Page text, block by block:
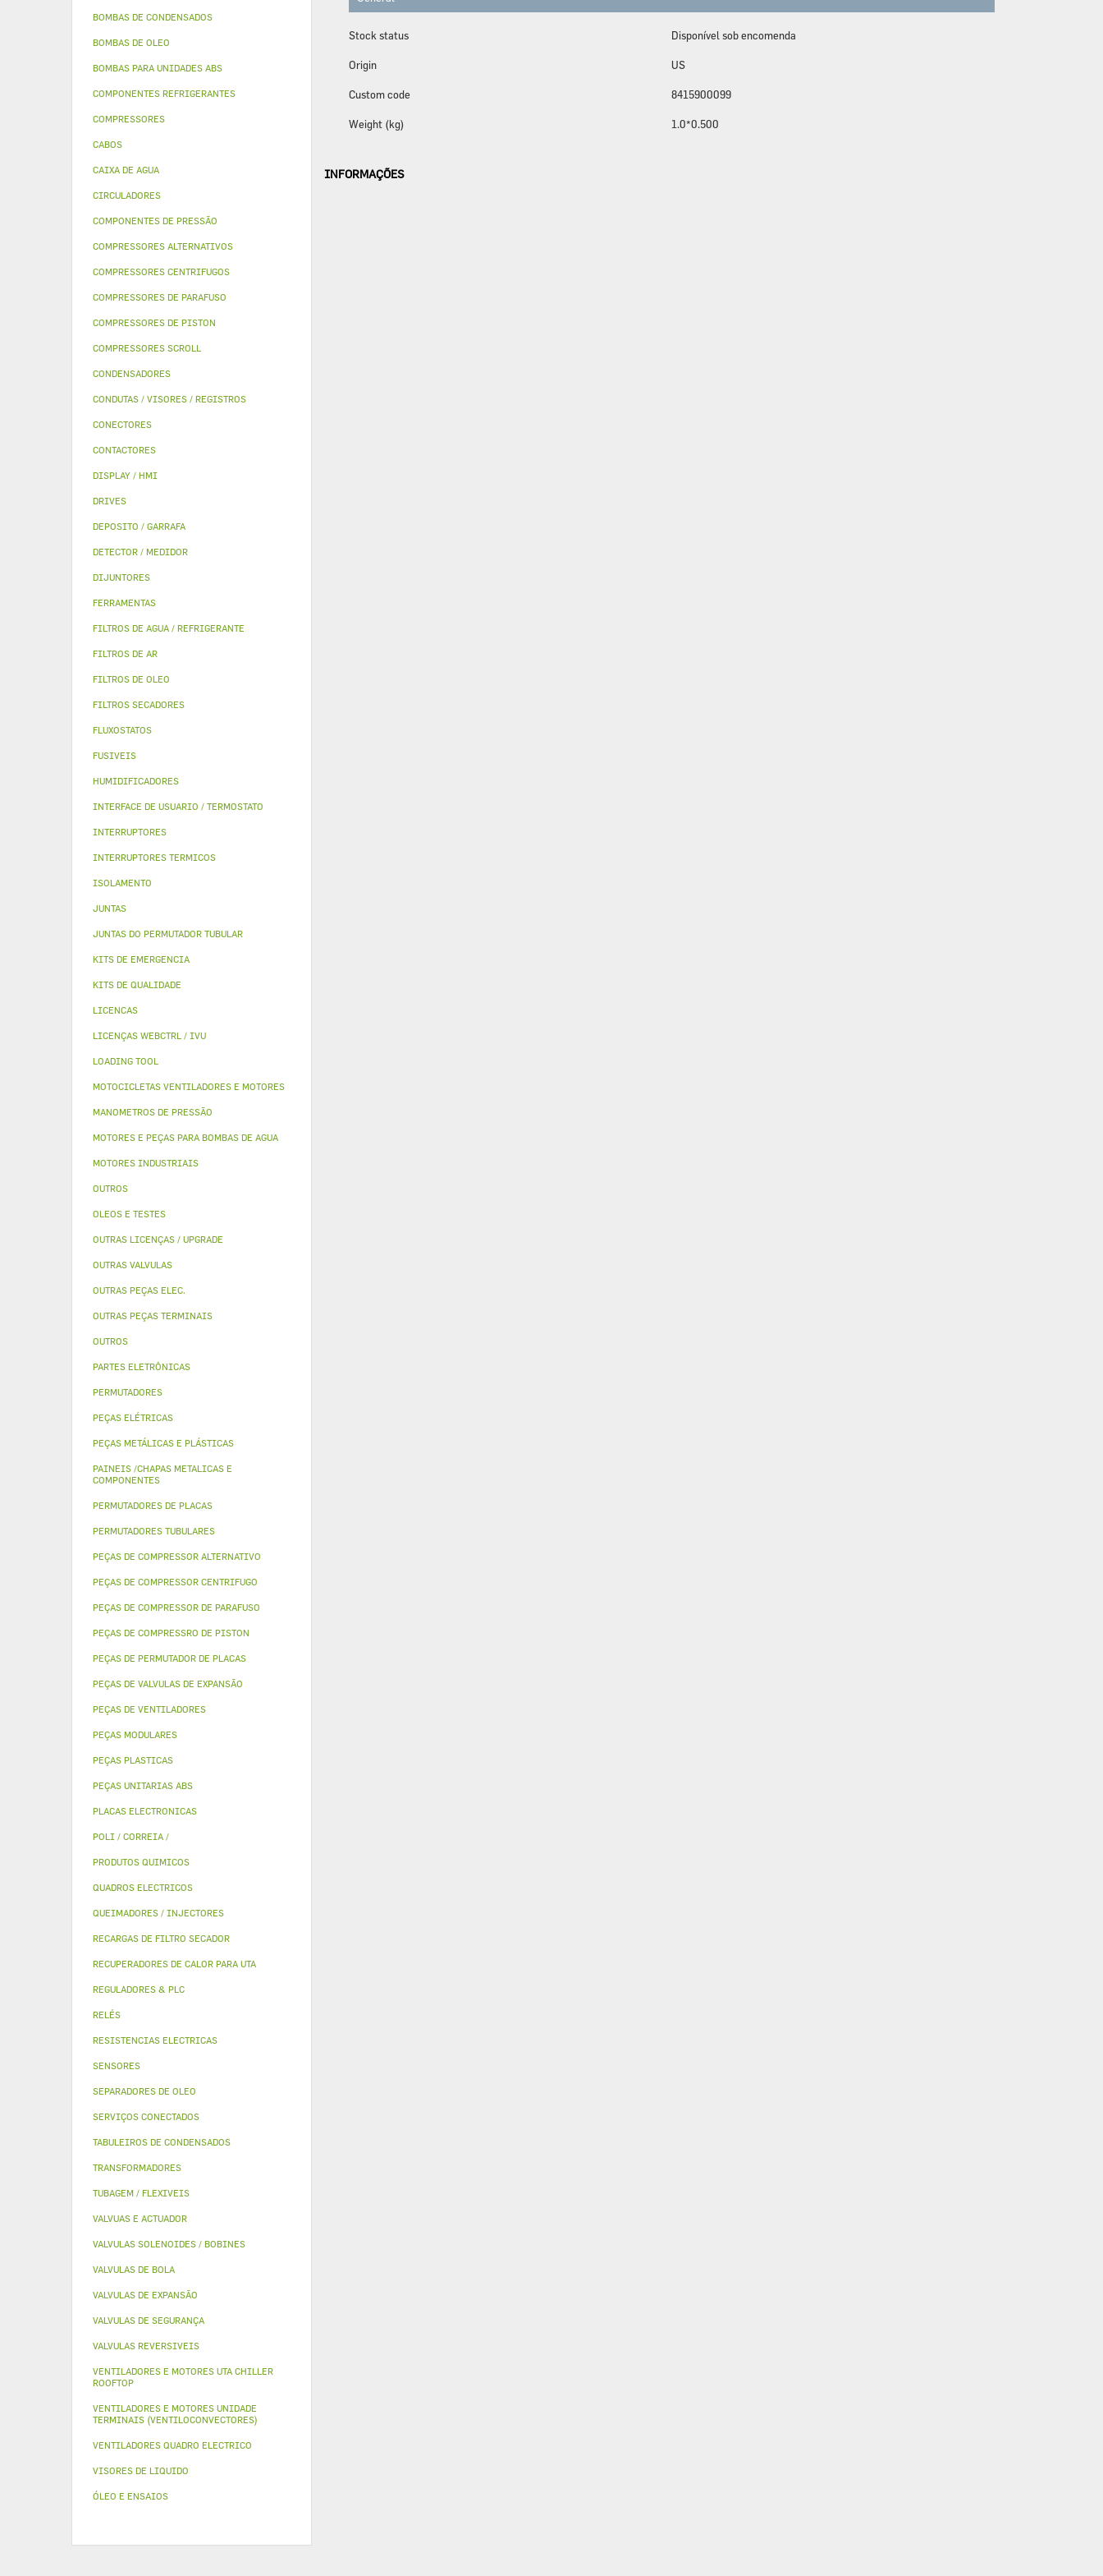
BOMBAS DE CONDENSADOS
BOMBAS DE OLEO
BOMBAS PARA UNIDADES ABS
COMPONENTES REFRIGERANTES
COMPRESSORES
CABOS
CAIXA DE AGUA
CIRCULADORES
COMPONENTES DE PRESSÃO
COMPRESSORES ALTERNATIVOS
COMPRESSORES CENTRIFUGOS
COMPRESSORES DE PARAFUSO
COMPRESSORES DE PISTON
COMPRESSORES SCROLL
CONDENSADORES
CONDUTAS / VISORES / REGISTROS
CONECTORES
CONTACTORES
DISPLAY / HMI
DRIVES
DEPOSITO / GARRAFA
DETECTOR / MEDIDOR
DIJUNTORES
FERRAMENTAS
FILTROS DE AGUA / REFRIGERANTE
FILTROS DE AR
FILTROS DE OLEO
FILTROS SECADORES
FLUXOSTATOS
FUSIVEIS
HUMIDIFICADORES
INTERFACE DE USUARIO / TERMOSTATO
INTERRUPTORES
INTERRUPTORES TERMICOS
ISOLAMENTO
JUNTAS
JUNTAS DO PERMUTADOR TUBULAR
KITS DE EMERGENCIA
KITS DE QUALIDADE
LICENCAS
LICENÇAS WEBCTRL / IVU
LOADING TOOL
MOTOCICLETAS VENTILADORES E MOTORES
MANOMETROS DE PRESSÃO
MOTORES E PEÇAS PARA BOMBAS DE AGUA
MOTORES INDUSTRIAIS
OUTROS
OLEOS E TESTES
OUTRAS LICENÇAS / UPGRADE
OUTRAS VALVULAS
OUTRAS PEÇAS ELEC.
OUTRAS PEÇAS TERMINAIS
OUTROS
PARTES ELETRÔNICAS
PERMUTADORES
PEÇAS ELÉTRICAS
PEÇAS METÁLICAS E PLÁSTICAS
PAINEIS /CHAPAS METALICAS E
COMPONENTES
PERMUTADORES DE PLACAS
PERMUTADORES TUBULARES
PEÇAS DE COMPRESSOR ALTERNATIVO
PEÇAS DE COMPRESSOR CENTRIFUGO
PEÇAS DE COMPRESSOR DE PARAFUSO
PEÇAS DE COMPRESSRO DE PISTON
PEÇAS DE PERMUTADOR DE PLACAS
PEÇAS DE VALVULAS DE EXPANSÃO
PEÇAS DE VENTILADORES
PEÇAS MODULARES
PEÇAS PLASTICAS
PEÇAS UNITARIAS ABS
PLACAS ELECTRONICAS
POLI / CORREIA /
PRODUTOS QUIMICOS
QUADROS ELECTRICOS
QUEIMADORES / INJECTORES
RECARGAS DE FILTRO SECADOR
RECUPERADORES DE CALOR PARA UTA
REGULADORES & PLC
RELÉS
RESISTENCIAS ELECTRICAS
SENSORES
SEPARADORES DE OLEO
SERVIÇOS CONECTADOS
TABULEIROS DE CONDENSADOS
TRANSFORMADORES
TUBAGEM / FLEXIVEIS
VALVUAS E ACTUADOR
VALVULAS SOLENOIDES / BOBINES
VALVULAS DE BOLA
VALVULAS DE EXPANSÃO
VALVULAS DE SEGURANÇA
VALVULAS REVERSIVEIS
VENTILADORES E MOTORES UTA CHILLER
ROOFTOP
VENTILADORES E MOTORES UNIDADE
TERMINAIS (VENTILOCONVECTORES)
VENTILADORES QUADRO ELECTRICO
VISORES DE LIQUIDO
ÓLEO E ENSAIOS
Stock status Disponível sob encomenda
Origin US
Custom code 8415900099
Weight (kg) 1.0*0.500
INFORMAÇÕES